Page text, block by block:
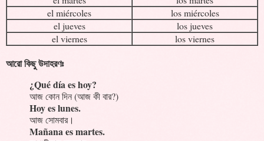
el miércoles
los miércoles
el jueves
los jueves
el viernes
los viernes
আরো কিছু উদাহরণঃ
¿Qué día es hoy?
আজ কোন দিন (আজ কী বার?)
Hoy es lunes.
আজ সোমবার।
Mañana es martes.